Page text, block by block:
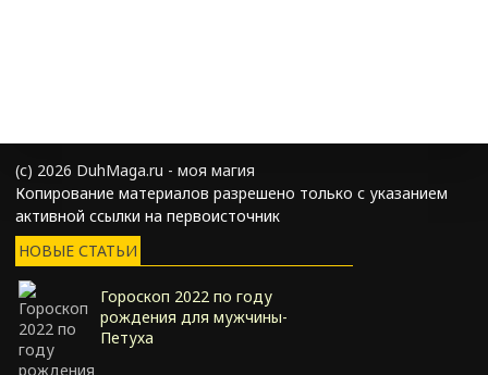
(с) 2026 DuhMaga.ru - моя магия
Копирование материалов разрешено только с указанием
активной ссылки на первоисточник
НОВЫЕ СТАТЬИ
Гороскоп 2022 по году
рождения для мужчины-
Петуха